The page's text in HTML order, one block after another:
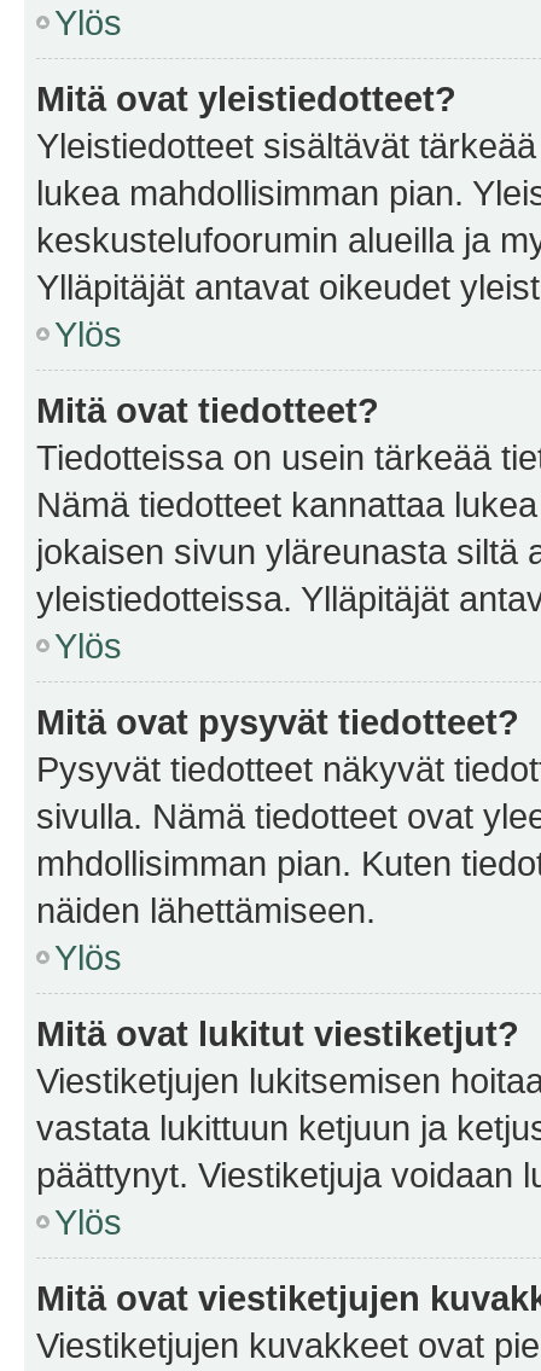
Ylös
Mitä ovat yleistiedotteet?
Yleistiedotteet sisältävät
lukea mahdollisimman pian.
keskustelufoorumin alueilla ja
Ylläpitäjät antavat oikeudet
Ylös
Mitä ovat tiedotteet?
Tiedotteissa on usein tärkeää
Nämä tiedotteet kannattaa
jokaisen sivun yläreunasta siltä
yleistiedotteissa. Ylläpitäjät
Ylös
Mitä ovat pysyvät tiedotteet?
Pysyvät tiedotteet näkyvät
sivulla. Nämä tiedotteet ovat
mhdollisimman pian. Kuten
näiden lähettämiseen.
Ylös
Mitä ovat lukitut viestiketjut?
Viestiketjujen lukitsemisen
vastata lukittuun ketjuun ja
päättynyt. Viestiketjuja voidaan
Ylös
Mitä ovat viestiketjujen
Viestiketjujen kuvakkeet ovat